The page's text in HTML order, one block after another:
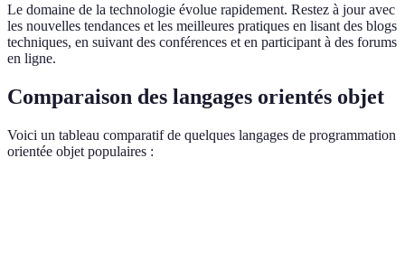
Le domaine de la technologie évolue rapidement. Restez à jour avec
les nouvelles tendances et les meilleures pratiques en lisant des blogs
techniques, en suivant des conférences et en participant à des forums
en ligne.
Comparaison des langages orientés objet
Voici un tableau comparatif de quelques langages de programmation
orientée objet populaires :